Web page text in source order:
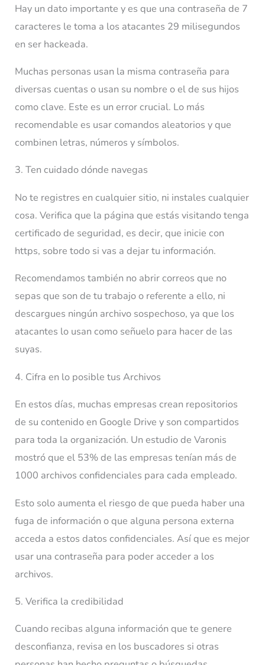
Hay un dato importante y es que una contraseña de 7
caracteres le toma a los atacantes 29 milisegundos
en ser hackeada.
Muchas personas usan la misma contraseña para
diversas cuentas o usan su nombre o el de sus hijos
como clave. Este es un error crucial. Lo más
recomendable es usar comandos aleatorios y que
combinen letras, números y símbolos.
3. Ten cuidado dónde navegas
No te registres en cualquier sitio, ni instales cualquier
cosa. Verifica que la página que estás visitando tenga
certificado de seguridad, es decir, que inicie con
https, sobre todo si vas a dejar tu información.
Recomendamos también no abrir correos que no
sepas que son de tu trabajo o referente a ello, ni
descargues ningún archivo sospechoso, ya que los
atacantes lo usan como señuelo para hacer de las
suyas.
4. Cifra en lo posible tus Archivos
En estos días, muchas empresas crean repositorios
de su contenido en Google Drive y son compartidos
para toda la organización. Un estudio de Varonis
mostró que el 53% de las empresas tenían más de
1000 archivos confidenciales para cada empleado.
Esto solo aumenta el riesgo de que pueda haber una
fuga de información o que alguna persona externa
acceda a estos datos confidenciales. Así que es mejor
usar una contraseña para poder acceder a los
archivos.
5. Verifica la credibilidad
Cuando recibas alguna información que te genere
desconfianza, revisa en los buscadores si otras